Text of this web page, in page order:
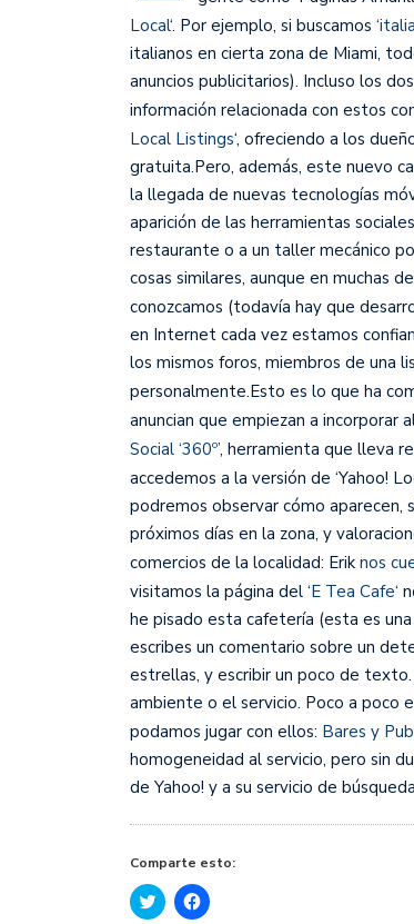
Local‘. Por ejemplo, si buscamos ‘
italianos en cierta zona de Miami,
anuncios publicitarios). Incluso los
información relacionada con estos
Local Listings‘, ofreciendo a los
gratuita.Pero, además, este nuevo
la llegada de nuevas tecnologías
aparición de las herramientas
restaurante o a un taller mecánico
cosas similares, aunque en muchas
conozcamos (todavía hay que
en Internet cada vez estamos
los mismos foros, miembros de una
personalmente.Esto es lo que ha
anuncian que empiezan a incorporar
Social ‘360º’, herramienta que lleva
accedemos a la versión de ‘Yahoo!
podremos observar cómo
próximos días en la zona, y
comercios de la localidad: Erik nos
visitamos la página del ‘E Tea Cafe‘
he pisado esta cafetería (esta es
escribes un comentario sobre un
estrellas, y escribir un poco de
ambiente o el servicio. Poco a poco
podamos jugar con ellos: Bares y
homogeneidad al servicio, pero sin
de Yahoo! y a su servicio de
Comparte esto:
Haz
clic
Haz
clic